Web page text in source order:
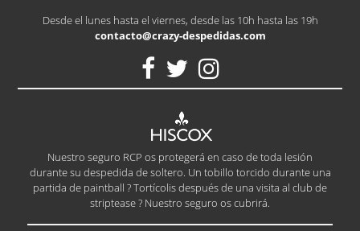
Desde el lunes hasta el viernes, desde las 10h hasta las 19h
contacto@crazy-despedidas.com
Nuestro seguro RCP os protegerá en caso de toda lesión
durante su despedida de soltero. Un tobillo torcido durante una
partida de paintball ? Tortícolis después de una visita al club de
striptease ? Nuestro seguro os cubrirá.